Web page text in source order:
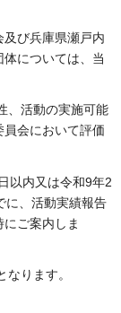
及び兵庫県瀬戸内
については、当
、活動の実施可能
会において評価
以内又は令和9年2
に、活動実績報告
ご案内しま
ります。